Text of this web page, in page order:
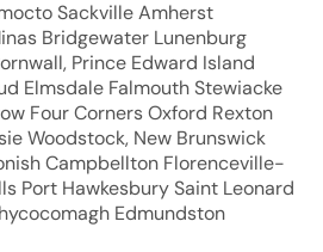
Sackville Amherst
Bridgewater Lunenburg
Prince Edward Island
Elmsdale Falmouth Stewiacke
Four Corners Oxford Rexton
Woodstock, New Brunswick
Campbellton Florenceville-
Port Hawkesbury Saint Leonard
Edmundston